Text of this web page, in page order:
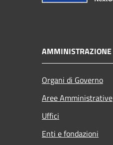
AMMINISTRAZIONE
Organi di Governo
Aree Amministrative
Uffici
Enti e fondazioni